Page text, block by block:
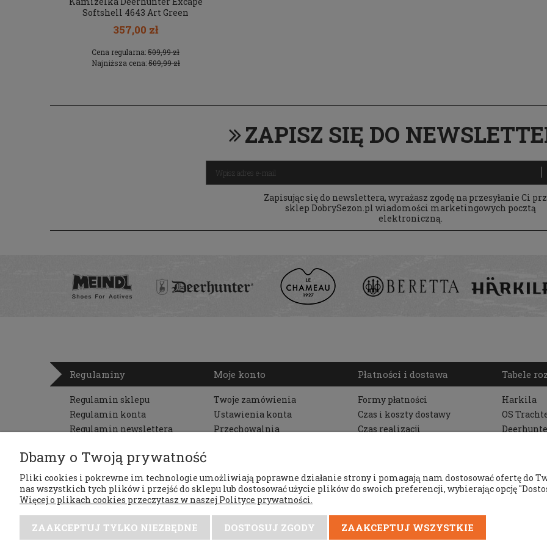
Softshell 4643 Art Green
357,00 zł
Cena regularna:509,99 zł
Najniższa cena:509,99 zł
ZAPISZ SIĘ DO
Zapisując się do newslettera, wyrażasz zgodę na przesyłanie Ci
sklep DobrySezon.pl wiadomości marketingowych pocztą
elektroniczną.
Regulaminy
Regulamin sklepu
Regulamin konta
Regulamin newslettera
Polityka prywatności
RODO
Moje konto
Twoje zamówienia
Ustawienia konta
Przechowalnia
Płatności i dostawa
Formy płatności
Czas i koszty dostawy
Czas realizacji
Tabele
Harkila
OS
Seeland
Getawey
Dbamy o Twoją prywatność
Pliki cookies i pokrewne im technologie umożliwiają poprawne działanie strony i pomagają nam dostosować ofertę do
nas wszystkich tych plików i przejść do sklepu lub dostosować użycie plików do swoich preferencji, wybierając opcję
Więcej o plikach cookies przeczytasz w naszej Polityce prywatności.
ZAAKCEPTUJ TYLKO NIEZBĘDNE DOSTOSUJ ZGODY ZAAKCEPTUJ WSZYSTKIE